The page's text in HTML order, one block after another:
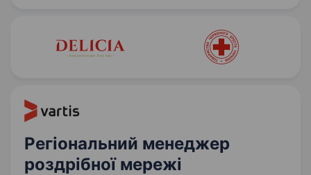
Регіональний менеджер
роздрібної мережі